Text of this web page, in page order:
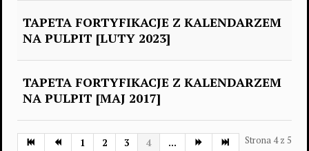
TAPETA FORTYFIKACJE Z KALENDARZEM
NA PULPIT [LUTY 2023]
TAPETA FORTYFIKACJE Z KALENDARZEM
NA PULPIT [MAJ 2017]
Strona 4 z 5
1 2 3 4 ...